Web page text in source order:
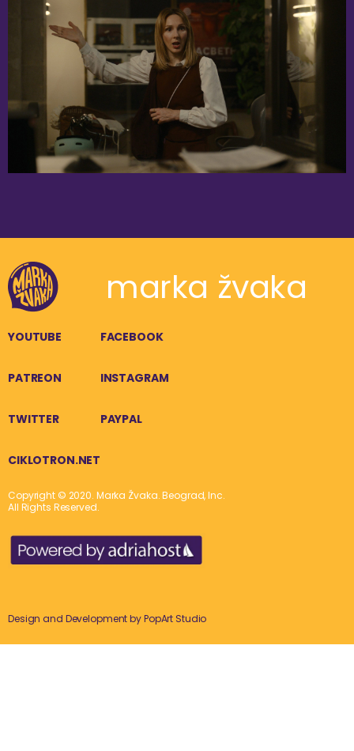
marka žvaka
YOUTUBE FACEBOOK
PATREON INSTAGRAM
TWITTER PAYPAL
CIKLOTRON.NET
Copyright © 2020. Marka Žvaka. Beograd, Inc.
All Rights Reserved.
Design and Development byPopArt Studio